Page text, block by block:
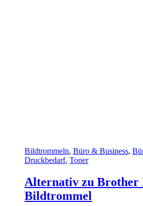
Bildtrommeln, Büro & Business,
Druckbedarf, Toner
Alternativ zu Brother
Bildtrommel